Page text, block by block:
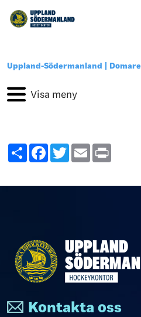
Uppland-Södermanland Domare
ShareFacebook
TwitterEmail
Kontakta oss